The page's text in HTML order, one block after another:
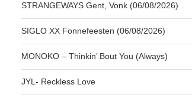
STRANGEWAYS Gent, Vonk (06/08/2026)
SIGLO XX Fonnefeesten (06/08/2026)
MONOKO – Thinkin’ Bout You (Always)
JYL- Reckless Love